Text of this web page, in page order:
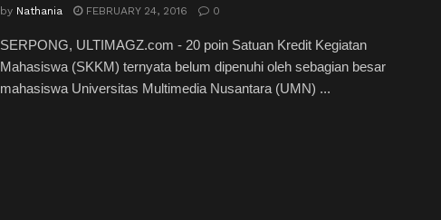
by Nathania FEBRUARY 24, 2016 0
SERPONG, ULTIMAGZ.com - 20 poin Satuan Kredit Kegiatan
Mahasiswa (SKKM) ternyata belum dipenuhi oleh sebagian besar
mahasiswa Universitas Multimedia Nusantara (UMN) ...